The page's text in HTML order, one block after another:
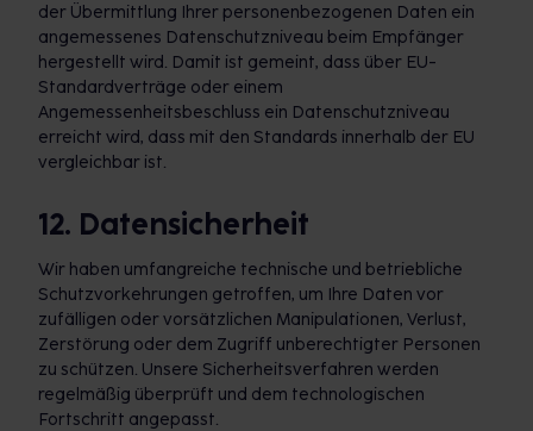
der Übermittlung Ihrer personenbezogenen Daten ein
angemessenes Datenschutzniveau beim Empfänger
hergestellt wird. Damit ist gemeint, dass über EU-
Standardverträge oder einem
Angemessenheitsbeschluss ein Datenschutzniveau
erreicht wird, dass mit den Standards innerhalb der EU
vergleichbar ist.
12. Datensicherheit
Wir haben umfangreiche technische und betriebliche
Schutzvorkehrungen getroffen, um Ihre Daten vor
zufälligen oder vorsätzlichen Manipulationen, Verlust,
Zerstörung oder dem Zugriff unberechtigter Personen
zu schützen. Unsere Sicherheitsverfahren werden
regelmäßig überprüft und dem technologischen
Fortschritt angepasst.